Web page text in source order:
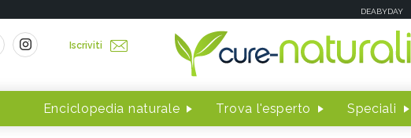
DEABYDAY
Iscriviti
Enciclopedia naturale Trova l'esperto Speciali